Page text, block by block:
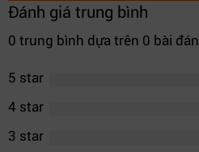
Đánh giá trung bình
0 trung bình dựa trên 0 bài
5 star
4 star
3 star